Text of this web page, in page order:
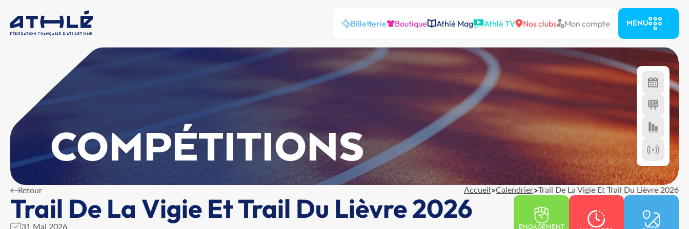
Billetterie Boutique Athlé Mag Athlé TV Nos clubs Mon compte MENU
COMPÉTITIONS
Retour Accueil>Calendrier>Trail De La Vigie Et Trail Du Lièvre 2026
Trail De La Vigie Et Trail Du Lièvre 2026
31 Mai 2026
ENGAGEMENT